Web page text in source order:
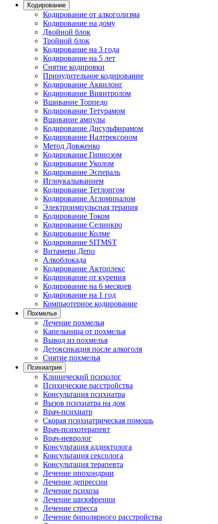
Кодирование
Кодирование от алкоголизма
Кодирование на дому
Двойной блок
Тройной блок
Кодирование на 3 года
Кодирование на 5 лет
Снятие кодировки
Принудительное кодирование
Кодирование Аквилонг
Кодирование Вивитролом
Вшивание Торпедо
Кодирование Тетурамом
Вшивание ампулы
Кодирование Дисульфирамом
Кодирование Налтрексоном
Метод Довженко
Кодирование Гипнозом
Кодирование Уколом
Кодирование Эспераль
Иглоукалыванием
Кодирование Тетлонгом
Кодирование Агломиналом
Электроимпульсная терапия
Кодирование Током
Кодирование Селинкро
Кодирование Колме
Кодирование SITMST
Витамерц Депо
Алкоблокада
Кодирование Актоплекс
Кодирование от курения
Кодирование на 6 месяцев
Кодирование на 1 год
Компьютерное кодирование
Похмелье
Лечение похмелья
Капельница от похмелья
Вывод из похмелья
Детоксикация после алкоголя
Снятие похмелья
Психиатрия
Клинический психолог
Психические расстройства
Консультация психиатра
Вызов психиатра на дом
Врач-психиатр
Скорая психиатрическая помощь
Врач-психотерапевт
Врач-невролог
Консультация аддиктолога
Консультация сексолога
Консультация терапевта
Лечение ипохондрии
Лечение депрессии
Лечение психоза
Лечение шизофрении
Лечение стресса
Лечение биполярного расстройства